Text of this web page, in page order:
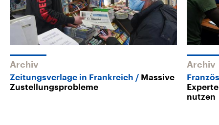
Archiv
Zeitungsverlage in Frankreich
Massive
Zustellungsprobleme
Archiv
nutzen